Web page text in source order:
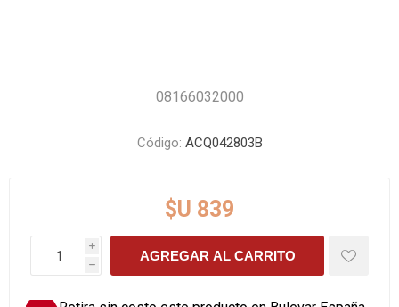
08166032000
Código: ACQ042803B
$U 839
i
h
AGREGAR AL CARRITO